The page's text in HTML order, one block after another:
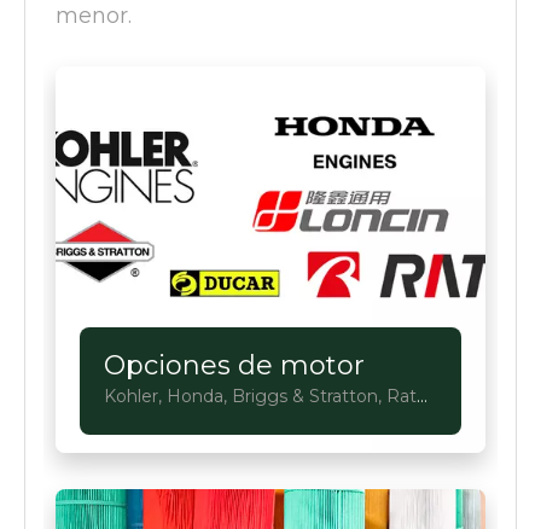
menor.
Opciones de motor
Kohler, Honda, Briggs & Stratton, Rato,